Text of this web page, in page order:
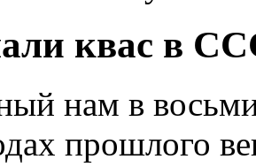
квас в
нам в
прошлого